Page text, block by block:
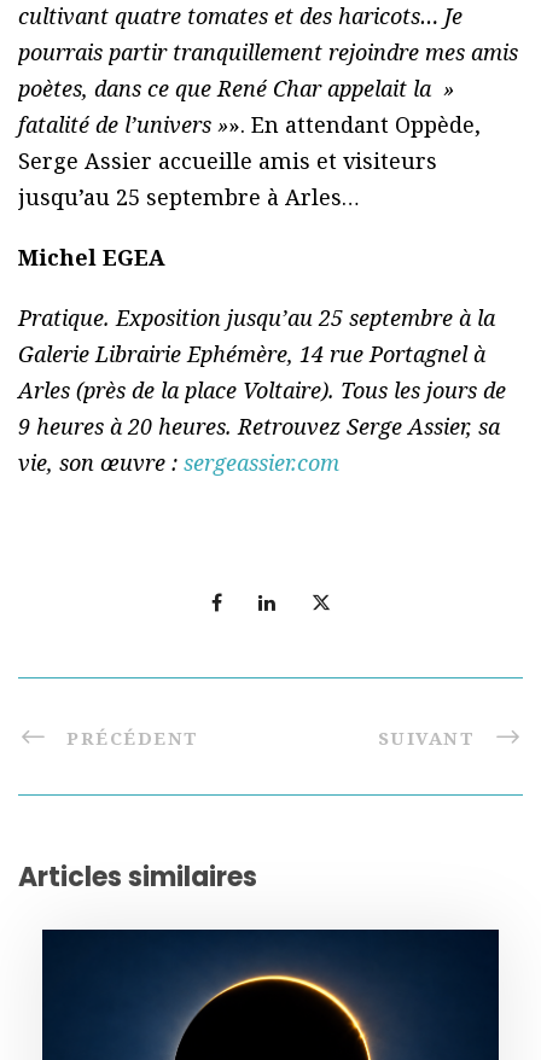
cultivant quatre tomates et des haricots… Je
pourrais partir tranquillement rejoindre mes amis
poètes, dans ce que René Char appelait la »
fatalité de l’univers »». En attendant Oppède,
Serge Assier accueille amis et visiteurs
jusqu’au 25 septembre à Arles…
Michel EGEA
Pratique. Exposition jusqu’au 25 septembre à la
Galerie Librairie Ephémère, 14 rue Portagnel à
Arles (près de la place Voltaire). Tous les jours de
9 heures à 20 heures. Retrouvez Serge Assier, sa
vie, son œuvre : sergeassier.com
PRÉCÉDENT SUIVANT
Articles similaires